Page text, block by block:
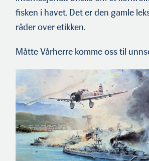
fisken i havet. Det er den gamle
råder over etikken.
Måtte Vårherre komme oss til